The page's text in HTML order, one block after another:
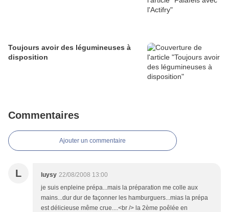
Toujours avoir des légumineuses à
disposition
Commentaires
Ajouter un commentaire
L luysy 22/08/2008 13:00
je suis enpleine prépa...mais la préparation me colle aux
mains...dur dur de façonner les hamburguers...mias la prépa
est délicieuse même crue....<br /> la 2ème poêlée en